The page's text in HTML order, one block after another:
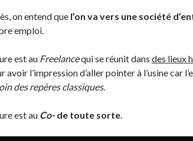
on entend que l’on va vers une société
emploi.
est au Freelancequi se réunit dansdes lieux
avoir l’impression d’aller pointer à l’usine car
des repères classiques.
est au Co-de toute sorte.